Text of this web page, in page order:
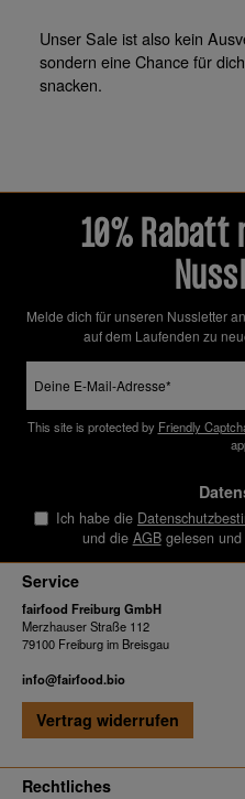
Unser Sale ist also kein
sondern eine Chance für
snacken.
10%
Melde dich für unseren Nussletter
auf dem Laufenden zu
Mail-
*This site is protected by Friendly
Ich habe die
und die AGBgelesen und
Service
fairfood Freiburg GmbH
Merzhauser Straße 112
79100 Freiburg im Breisgau
info@fairfood.bio
Vertrag widerrufen
Rechtliches